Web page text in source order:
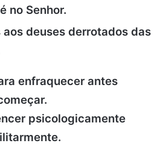
no Senhor.
aos deuses derrotados das
enfraquecer antes
psicologicamente